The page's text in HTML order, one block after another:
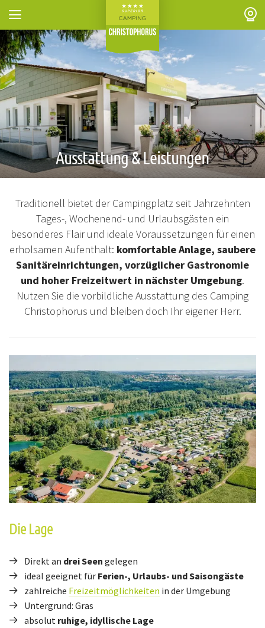
Control + Option
Control + Option
Control + Option
Control + Option
Control + Option
Barrierefreiheits-Widget öffnen (Control + Option
Zur Barrierefreiheitserklaerung (Control + Option
Ausstattung & Leistungen
Traditionell bietet der Camping­platz seit Jahrzehnten
Tages-, Wochen­end- und Urlaubsgästen ein
besonderes Flair und ideale Voraussetzungen für einen
erholsamen Aufenthalt: komfortable Anlage, saubere
Sanitäreinrichtungen, vorzüglicher Gastronomie
und hoher Freizeitwert in nächster Umgebung.
Nutzen Sie die vorbildliche Ausstattung des Camping
Christophorus und bleiben doch Ihr eigener Herr.
Die Lage
Direkt an drei Seen gelegen
ideal geeignet für Ferien-, Urlaubs- und Saisongäste
zahlreiche Freizeitmöglichkeiten in der Umgebung
Untergrund: Gras
absolut ruhige, idyllische Lage